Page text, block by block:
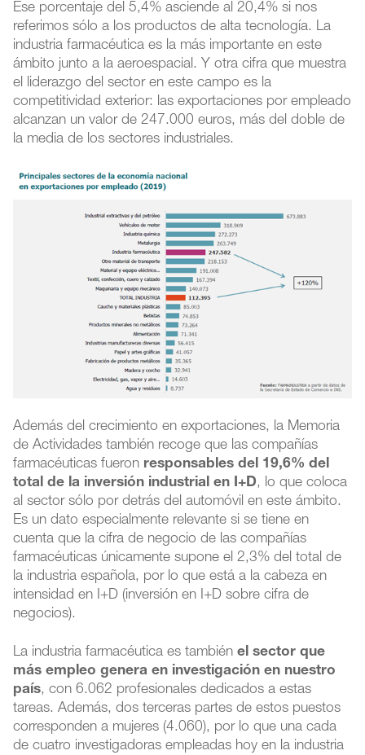
Ese porcentaje del 5,4% asciende al 20,4% si nos
referimos sólo a los productos de alta tecnología. La
industria farmacéutica es la más importante en este
ámbito junto a la aeroespacial. Y otra cifra que muestra
el liderazgo del sector en este campo es la
competitividad exterior: las exportaciones por empleado
alcanzan un valor de 247.000 euros, más del doble de
la media de los sectores industriales.
Además del crecimiento en exportaciones, la Memoria
de Actividades también recoge que las compañías
farmacéuticas fueron responsables del 19,6% del
total de la inversión industrial en I+D, lo que coloca
al sector sólo por detrás del automóvil en este ámbito.
Es un dato especialmente relevante si se tiene en
cuenta que la cifra de negocio de las compañías
farmacéuticas únicamente supone el 2,3% del total de
la industria española, por lo que está a la cabeza en
intensidad en I+D (inversión en I+D sobre cifra de
negocios).
La industria farmacéutica es tambiénel sector que
más empleo genera en investigación en nuestro
país, con 6.062 profesionales dedicados a estas
tareas. Además, dos terceras partes de estos puestos
corresponden a mujeres (4.060), por lo que una cada
de cuatro investigadoras empleadas hoy en la industria